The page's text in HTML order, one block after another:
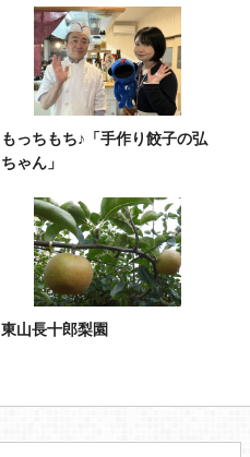
もっちもち♪「手作り餃子の弘
ちゃん」
東山長十郎梨園